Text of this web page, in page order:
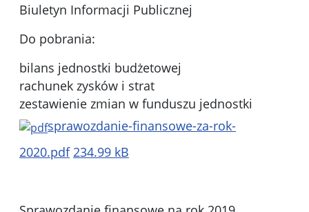
Biuletyn Informacji Publicznej
Do pobrania:
bilans jednostki budżetowej
rachunek zysków i strat
zestawienie zmian w funduszu jednostki
sprawozdanie-finansowe-za-rok-
2020.pdf 234.99 kB